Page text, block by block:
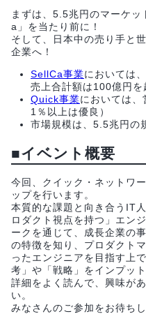
まずは、5.5兆円のマーケ
a」を当たり前に！
そして、日本中の売り手と
企業へ！
SellCa事業においては
売上合計額は100億円
Quick事業においては
1％以上は優良）
市場規模は、5.5兆円の
■イベント概要
今回、クイック・ネットワ
ップを行います。
本質的な課題と向き合うIT
ロダクト視点を持つ」エン
ークを通じて、成長企業の
の特徴を知り、プロダクト
ったエンジニアを目指す上
考」や「戦略」をインプッ
詳細をよく読んで、興味が
い。
みなさんのご参加をお待ち